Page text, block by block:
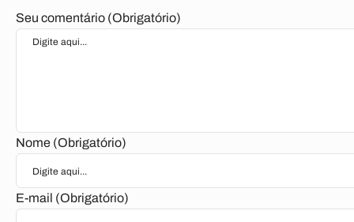
Seu comentário (Obrigatório)
Nome (Obrigatório)
E-mail (Obrigatório)